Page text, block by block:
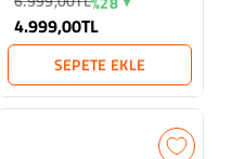
4.999,00TL
SEPETE EKLE